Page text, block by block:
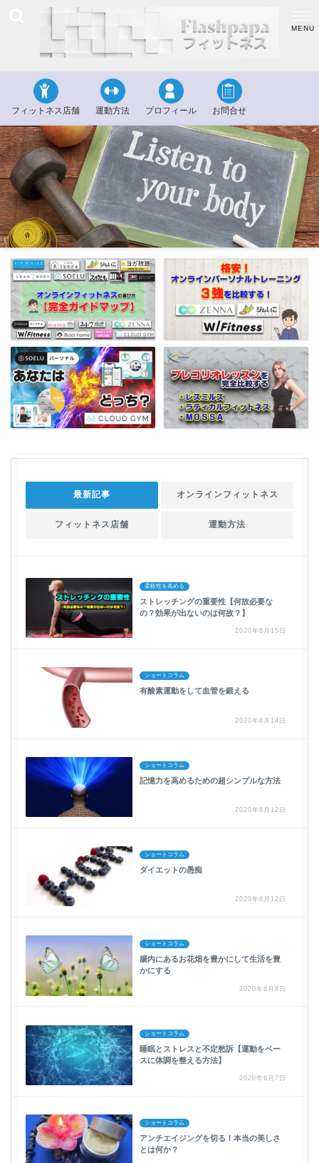
フィットネス店舗 運動方法 プロフィール お問合せ
最新記事 オンラインフィットネス
フィットネス店舗 運動方法
柔軟性を高める
ストレッチングの重要性【何故必要な
の？効果が出ないのは何故？】
2020年6月15日
ショートコラム
有酸素運動をして血管を鍛える
2020年6月14日
ショートコラム
記憶力を高めるための超シンプルな方法
2020年6月12日
ショートコラム
ダイエットの愚痴
2020年6月12日
ショートコラム
腸内にあるお花畑を豊かにして生活を豊
かにする
2020年6月8日
ショートコラム
睡眠とストレスと不定愁訴【運動をベー
スに体調を整える方法】
2020年6月7日
ショートコラム
アンチエイジングを切る！本当の美しさ
とは何か？